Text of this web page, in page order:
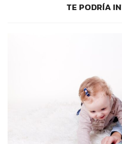
TE PODRÍA